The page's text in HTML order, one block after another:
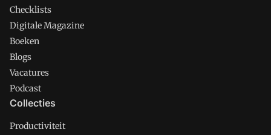
Checklists
Digitale Magazine
Boeken
Blogs
Vacatures
Podcast
Collecties
Productiviteit